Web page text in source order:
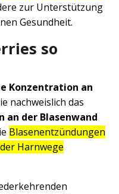
zur Unterstützung
Gesundheit.
so
Konzentration an
nachweislich das
an der Blasenwand
Blasenentzündungen
Harnwege